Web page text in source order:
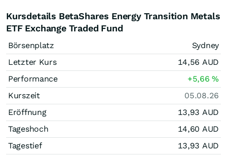
Kursdetails BetaShares Energy Transition Metals
ETF Exchange Traded Fund
Börsenplatz
Sydney
Letzter Kurs
14,56 AUD
Performance
+5,66%
Kurszeit
05.08.26
Eröffnung
13,93 AUD
Tageshoch
14,60 AUD
Tagestief
13,93 AUD